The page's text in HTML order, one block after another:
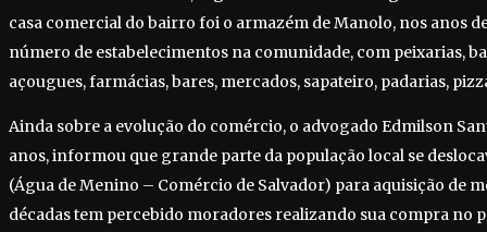
casa comercial do bairro foi o armazém de Manolo, nos anos
número de estabelecimentos na comunidade, com peixarias,
açougues, farmácias, bares, mercados, sapateiro, padarias,
Ainda sobre a evolução do comércio, o advogado Edmilson
anos, informou que grande parte da população local se
(Água de Menino – Comércio de Salvador) para aquisição de
décadas tem percebido moradores realizando sua compra no